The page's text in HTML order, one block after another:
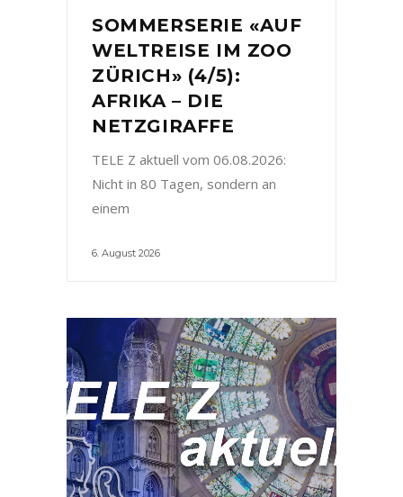
SOMMERSERIE «AUF
WELTREISE IM ZOO
ZÜRICH» (4/5):
AFRIKA – DIE
NETZGIRAFFE
TELE Z aktuell vom 06.08.2026:
Nicht in 80 Tagen, sondern an
einem
6. August 2026